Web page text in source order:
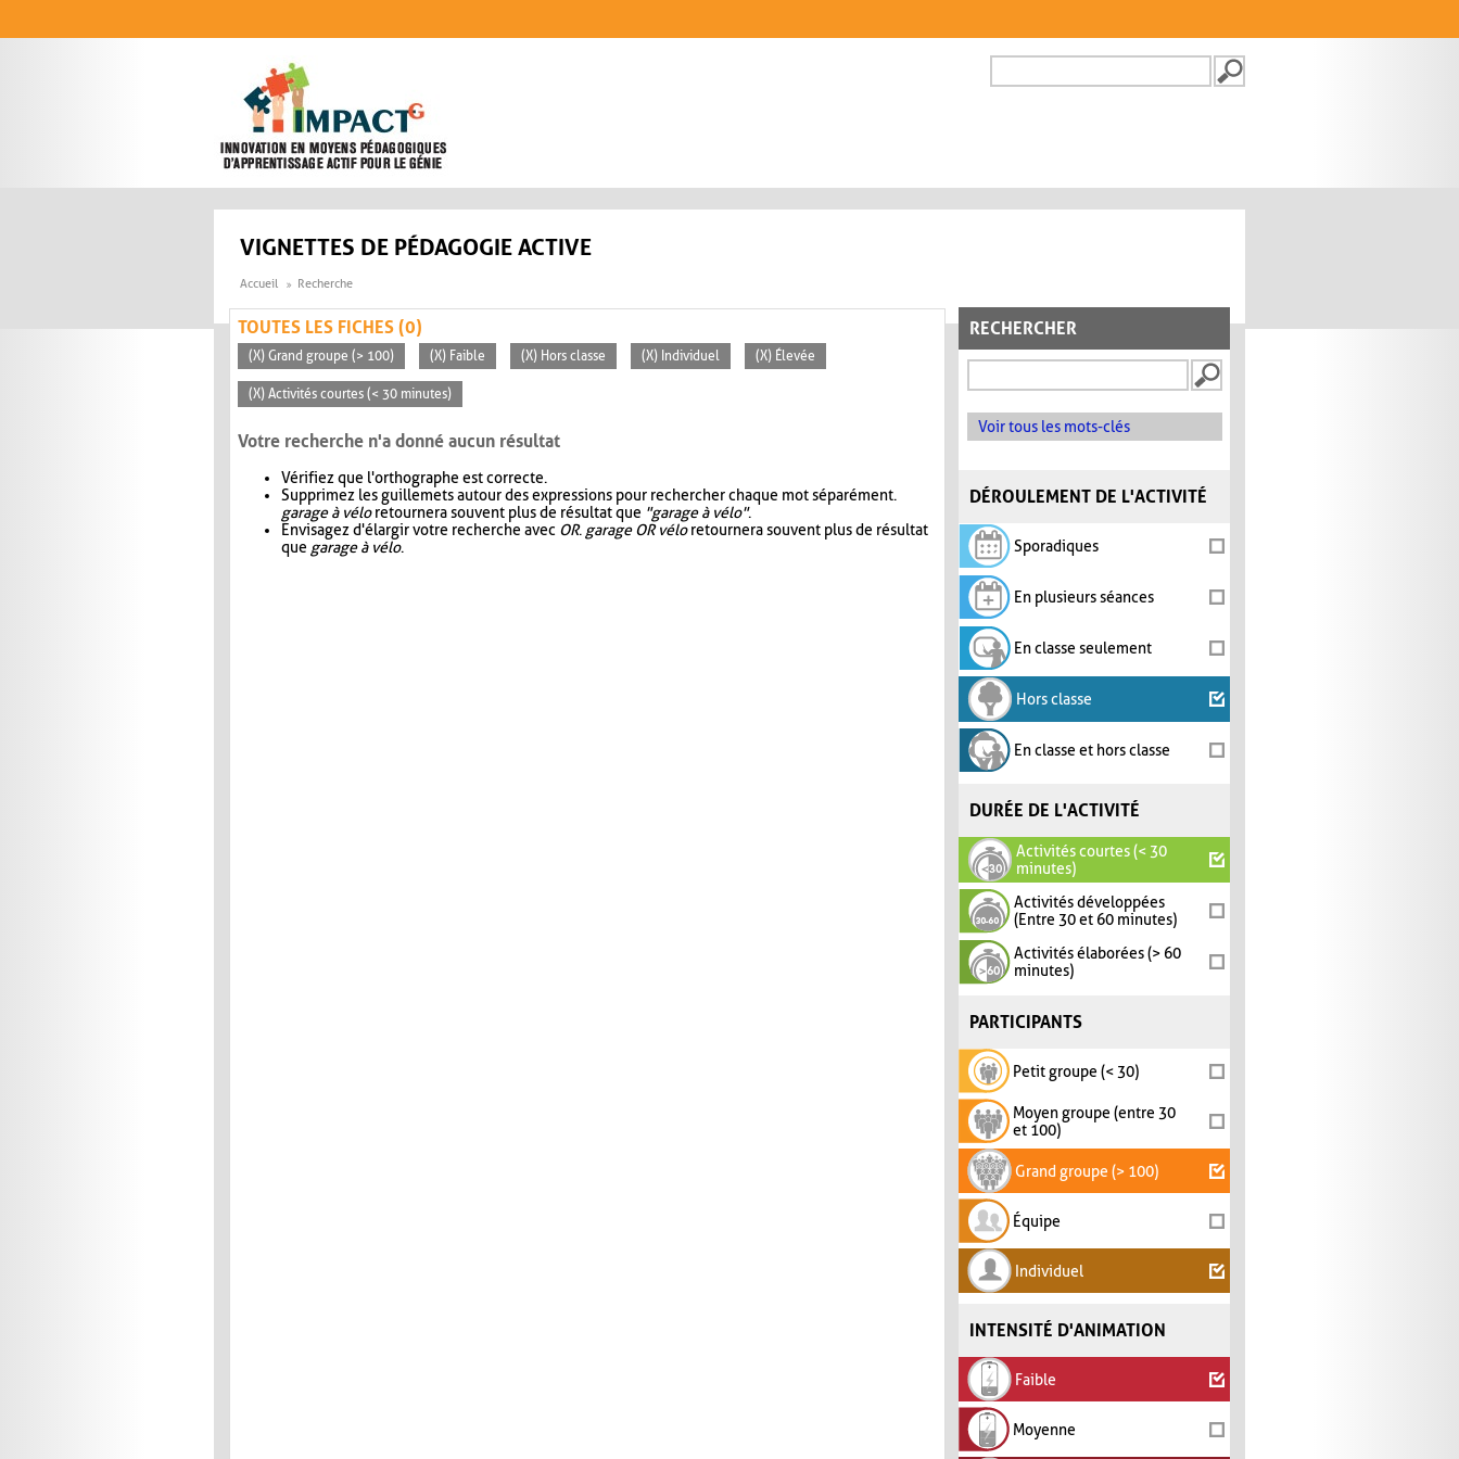
FORMULAIRE DE
VIGNETTES DE PÉDAGOGIE ACTIVE
Accueil Recherche
RECHERCHER
Voir tous les mots-clés
DÉROULEMENT DE L'ACTIVITÉ
Sporadiques
En plusieurs séances
En classe seulement
Hors classe
En classe et hors classe
DURÉE DE L'ACTIVITÉ
Activités courtes (< 30
minutes)
Activités développées
(Entre 30 et 60 minutes)
Activités élaborées (> 60
minutes)
PARTICIPANTS
Petit groupe (< 30)
Moyen groupe (entre 30
et 100)
Grand groupe (> 100)
Équipe
Individuel
INTENSITÉ D'ANIMATION
Faible
Moyenne
TOUTES LES FICHES (0)
(X) Grand groupe (> 100) (X) Faible (X) Hors classe (X) Individuel (X) Élevée
(X) Activités courtes (< 30 minutes)
Votre recherche n'a donné aucun résultat
Vérifiez que l'orthographe est correcte.
Supprimez les guillemets autour des expressions pour rechercher chaque mot séparément.
garage à véloretournera souvent plus de résultat que "garage à vélo".
Envisagez d'élargir votre recherche avec OR. garage OR véloretournera souvent plus de résultat
que garage à vélo.